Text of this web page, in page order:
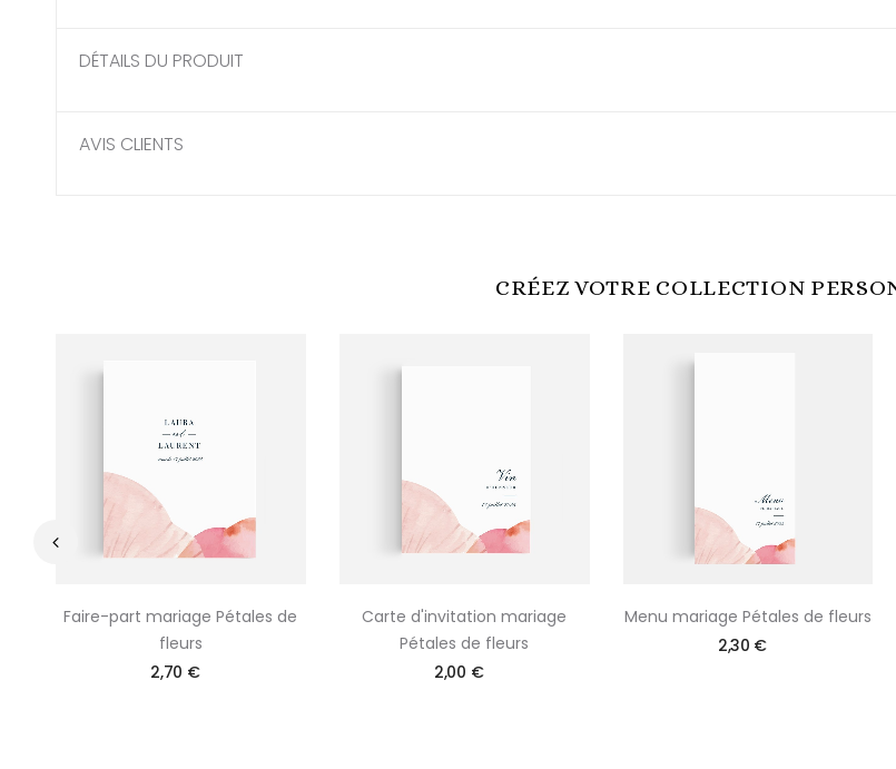
DÉTAILS DU PRODUIT
AVIS CLIENTS
CRÉEZ VOTRE COLLECTION
Faire-part mariage Pétales de
fleurs
2,70 €
Carte d'invitation mariage
Pétales de fleurs
2,00 €
Menu mariage Pétales de fleurs
2,30 €